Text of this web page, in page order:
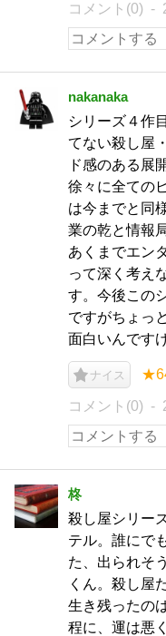
コメント(0)
nakanaka
シリーズ４作
てない殺し屋
ド感のある展
徐々に全ての
は今までと同
業の乾と情報
あくまでエン
って深く考え
す。今後この
ですがちょっ
面白いんです
ナイス
コメント(0)
柊
殺し屋シリー
テル。誰にで
た、出られそ
くん。殺し屋
生き残ったの
程に、運は悪